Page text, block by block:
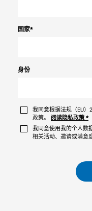
国家*
身份
我同意根据法规（EU
政策。
阅读隐私政策 *
我同意使用我的个人数
相关活动、邀请或满意